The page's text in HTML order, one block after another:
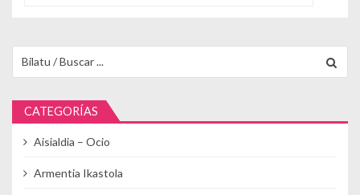
CATEGORÍAS
Aisialdia – Ocio
Armentia Ikastola